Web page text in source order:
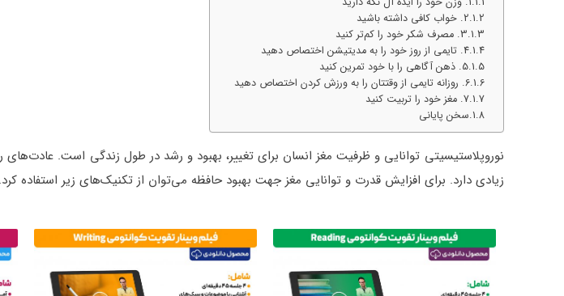
2. خواب کافی داشته باشید
3. مصرف شکر خود را کم‌تر کنید
4. تایمی از روز خود را به مدیتیشن اختصاص دهید
5. ذهن آگاهی را با خود تمرین کنید
6. روزانه تایمی از وقتتان را به ورزش کردن اختصاص دهید
7. مغز خود را تربیت کنید
سخن پایانی
نوروپلاستیسیتی توانایی و ظرفیت مغز انسان برای تغییر، بهبود و رشد در طول زندگی است. عادت‌های
زیادی دارد. برای افزایش قدرت و توانایی مغز جهت بهبود حافظه می‌توان از تکنیک‌های زیر استفاده